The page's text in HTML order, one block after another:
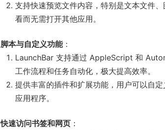
支持快速预览文件内容，特别是文本文件
看而无需打开其他应用。
脚本与自定义功能：
LaunchBar 支持通过 AppleScript 和
工作流程和任务自动化，极大提高效率。
提供丰富的插件和扩展功能，用户可以自
应用程序。
快速访问书签和网页 ：